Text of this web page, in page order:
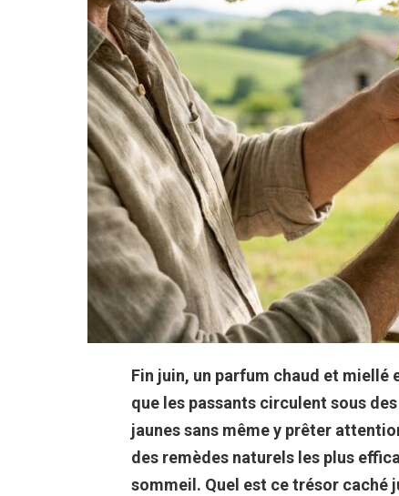
Fin juin, un parfum chaud et miellé
que les passants circulent sous
jaunes sans même y prêter
des remèdes naturels les plus
sommeil. Quel est ce trésor caché